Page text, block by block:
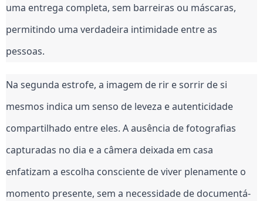
uma entrega completa, sem barreiras ou máscaras,
permitindo uma verdadeira intimidade entre as
pessoas.
Na segunda estrofe, a imagem de rir e sorrir de si
mesmos indica um senso de leveza e autenticidade
compartilhado entre eles. A ausência de fotografias
capturadas no dia e a câmera deixada em casa
enfatizam a escolha consciente de viver plenamente o
momento presente, sem a necessidade de documentá-